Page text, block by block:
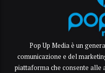
Pop Up Media è un
comunicazione e del
piattaforma che consente alle